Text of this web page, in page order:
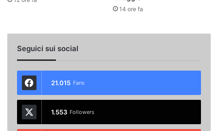
14 ore fa
Seguici sui social
21.015 Fans
1.553 Followers